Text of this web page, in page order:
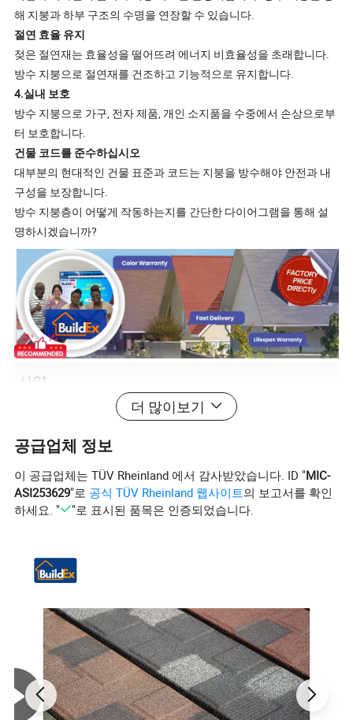
해 지붕과 하부 구조의 수명을 연장할 수 있습니다.
절연 효율 유지
젖은 절연재는 효율성을 떨어뜨려 에너지 비효율성을 초래합니다.
방수 지붕으로 절연재를 건조하고 기능적으로 유지합니다.
4.실내 보호
방수 지붕으로 가구, 전자 제품, 개인 소지품을 수중에서 손상으로부
터 보호합니다.
건물 코드를 준수하십시오
대부분의 현대적인 건물 표준과 코드는 지붕을 방수해야 안전과 내
구성을 보장합니다.
방수 지붕층이 어떻게 작동하는지를 간단한 다이어그램을 통해 설
명하시겠습니까?
사양
1.5mm, 2mm
텍스처
폴리프로필렌 제품 위치 중국
750 * 350 *
더 많이보기
공급업체 정보
이 공급업체는 TÜV Rheinland 에서 감사받았습니다. ID "MIC-
ASI253629"로 공식 TÜV Rheinland 웹사이트의 보고서를 확인
하세요. "
"로 표시된 품목은 인증되었습니다.